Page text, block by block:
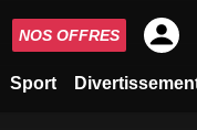
Sport
NOS OFFRES